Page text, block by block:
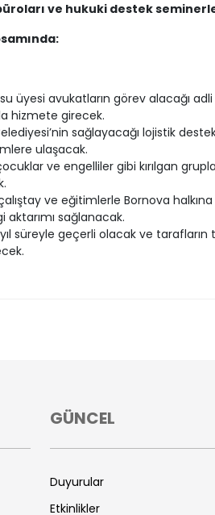
ve hukuki destek
üyesi avukatların görev alacağı adli
hizmete girecek.
sağlayacağı lojistik
ulaşacak.
ve engelliler gibi kırılgan
ve eğitimlerle Bornova
aktarımı sağlanacak.
yıl süreyle geçerli olacak ve
GÜNCEL
Duyurular
Etkinlikler